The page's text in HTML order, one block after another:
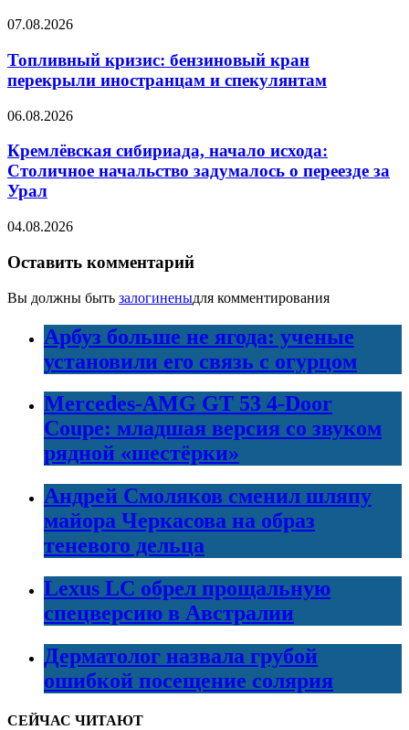
07.08.2026
Топливный кризис: бензиновый кран
перекрыли иностранцам и спекулянтам
06.08.2026
Кремлёвская сибириада, начало исхода:
Столичное начальство задумалось о переезде за
Урал
04.08.2026
Оставить комментарий
Вы должны быть залогиненыдля комментирования
Арбуз больше не ягода: ученые
установили его связь с огурцом
Mercedes-AMG GT 53 4-Door
Coupe: младшая версия со звуком
рядной «шестёрки»
Андрей Смоляков сменил шляпу
майора Черкасова на образ
теневого дельца
Lexus LC обрел прощальную
спецверсию в Австралии
Дерматолог назвала грубой
ошибкой посещение солярия
СЕЙЧАС ЧИТАЮТ